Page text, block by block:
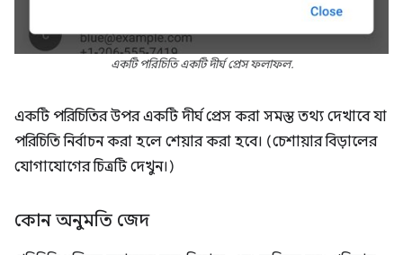
একটি পরিচিতি একটি দীর্ঘ প্রেস ফলাফল.
একটি পরিচিতির উপর একটি দীর্ঘ প্রেস করা সমস্ত তথ্য দেখাবে যা
পরিচিতি নির্বাচন করা হলে শেয়ার করা হবে। (চেশায়ার বিড়ালের
যোগাযোগের চিত্রটি দেখুন।)
কোন অনুমতি জেদ